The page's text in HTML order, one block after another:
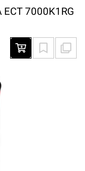
ЕСТ 7000K1RG